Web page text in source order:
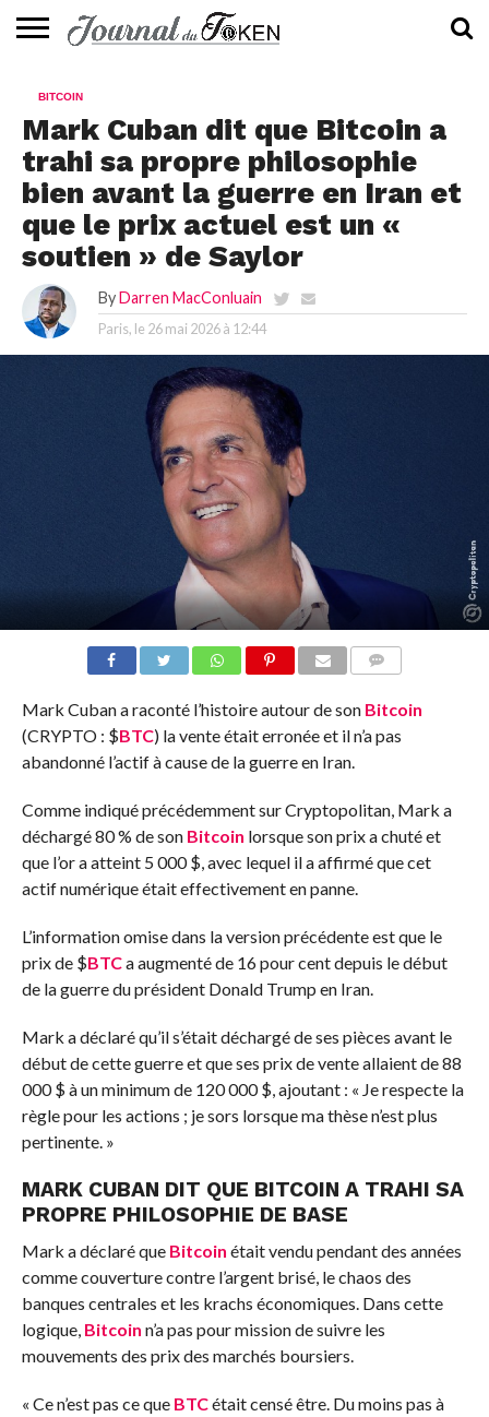
📰
EVALUATION
GUIDE
TENDANCES
À
CONTACTEZ-
BITCOIN
Mark Cuban dit que Bitcoin a
trahi sa propre philosophie
bien avant la guerre en Iran et
que le prix actuel est un «
soutien » de Saylor
By Darren MacConluain
Paris, le 26 mai 2026 à 12:44
Mark Cuban a raconté l’histoire autour de son Bitcoin
(CRYPTO : $BTC) la vente était erronée et il n’a pas
abandonné l’actif à cause de la guerre en Iran.
Comme indiqué précédemment sur Cryptopolitan, Mark a
déchargé 80 % de son Bitcoin lorsque son prix a chuté et
que l’or a atteint 5 000 $, avec lequel il a affirmé que cet
actif numérique était effectivement en panne.
L’information omise dans la version précédente est que le
prix de $BTCa augmenté de 16 pour cent depuis le début
de la guerre du président Donald Trump en Iran.
Mark a déclaré qu’il s’était déchargé de ses pièces avant le
début de cette guerre et que ses prix de vente allaient de 88
000 $ à un minimum de 120 000 $, ajoutant : « Je respecte la
règle pour les actions ; je sors lorsque ma thèse n’est plus
pertinente. »
MARK CUBAN DIT QUE BITCOIN A TRAHI SA
PROPRE PHILOSOPHIE DE BASE
Mark a déclaré que Bitcoin était vendu pendant des années
comme couverture contre l’argent brisé, le chaos des
banques centrales et les krachs économiques. Dans cette
logique, Bitcoin n’a pas pour mission de suivre les
mouvements des prix des marchés boursiers.
« Ce n’est pas ce que BTCétait censé être. Du moins pas à